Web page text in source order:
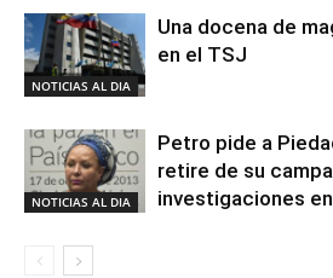
NOTICIAS AL DIA
Una docena de
en el TSJ
NOTICIAS AL DIA
Petro pide a
retire de su
investigaciones